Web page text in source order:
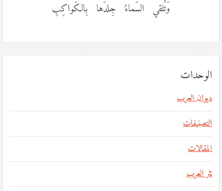
وَتُلقي السَماءُ جِلدَها بِالكَواكِبِ
الوحدات
ديوان العرب
التصنيفات
المقالات
نثر العرب